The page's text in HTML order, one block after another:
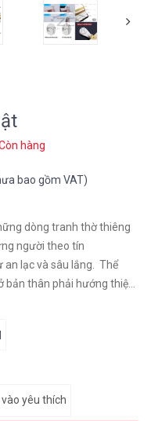
hàng
bao gồm VAT)
dòng tranh thờ thiêng
người theo tín
an lạc và sâu lắng. Thể
thân phải hướng thiện,
yêu thích